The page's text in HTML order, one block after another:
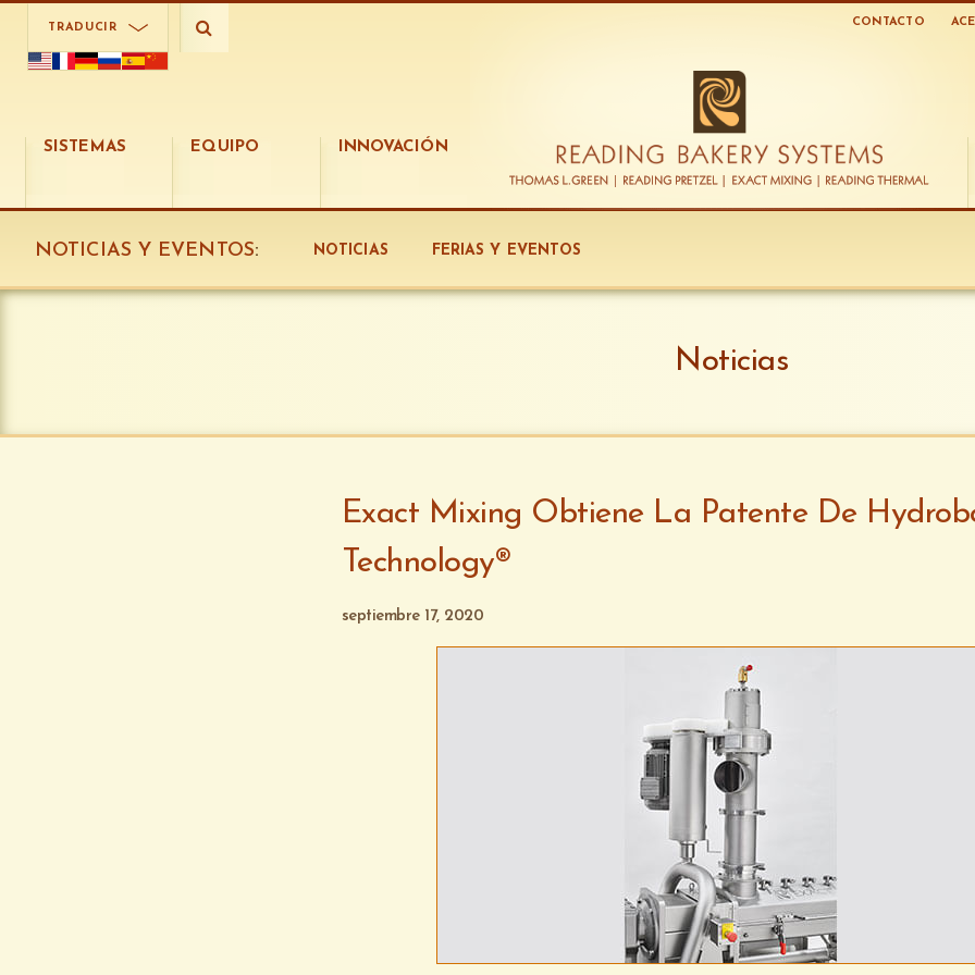
TRADUCIR CONTACTO
SISTEMAS EQUIPO INNOVACIÓN
NOTICIAS Y EVENTOS: NOTICIAS FERIAS Y EVENTOS
Noticias
Exact Mixing Obtiene La Patente De
Technology®
septiembre 17, 2020